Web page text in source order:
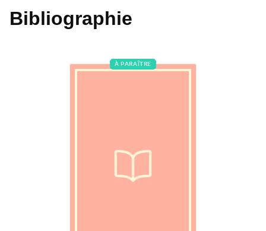
Bibliographie
À PARAÎTRE